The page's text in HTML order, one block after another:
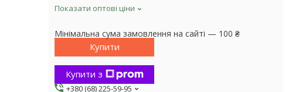
Показати оптові ціни
Мінімальна сума замовлення на сайті — 100 ₴
Купити
Купити з
+380 (68) 225-59-95